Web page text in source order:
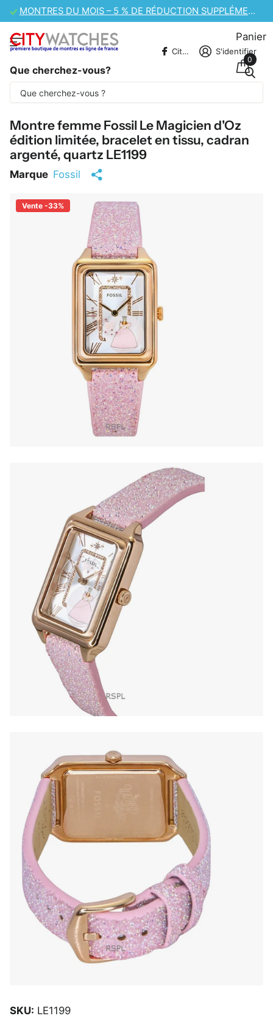
VENTE DE MONTRES CASIO – 10 % DE RÉDUCTION SUPPLÉMENTAIRE
Que cherchez-vous?
CitywatchesFR S'identifier
Panier
0
Une partie du contenu est traduite
automatiquement.
Montre femme Fossil Le Magicien d'Oz
édition limitée, bracelet en tissu, cadran
argenté, quartz LE1199
Marque Fossil
Vente -33%
SKU: LE1199